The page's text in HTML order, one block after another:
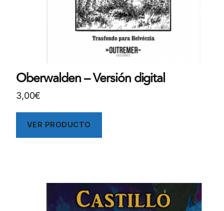
Oberwalden – Versión digital
3,00€
VER PRODUCTO